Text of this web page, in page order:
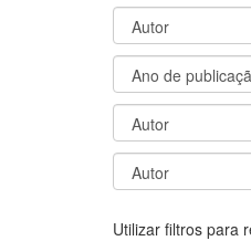
Utilizar filtros para